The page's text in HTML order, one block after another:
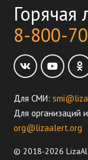
Горячая
8-800-
Для СМИ:
Для организаций
org@lizaalert.org
© 2018-2026